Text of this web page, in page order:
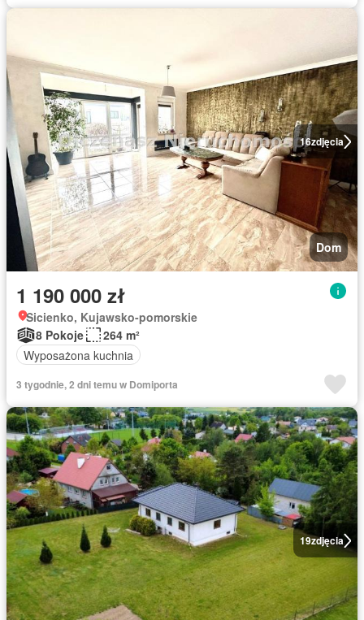
16zdjęcia
Dom
1 190 000 zł
Sicienko, Kujawsko-pomorskie
8 Pokoje
264 m²
Wyposażona kuchnia
3 tygodnie, 2 dni temu w Domiporta
19zdjęcia